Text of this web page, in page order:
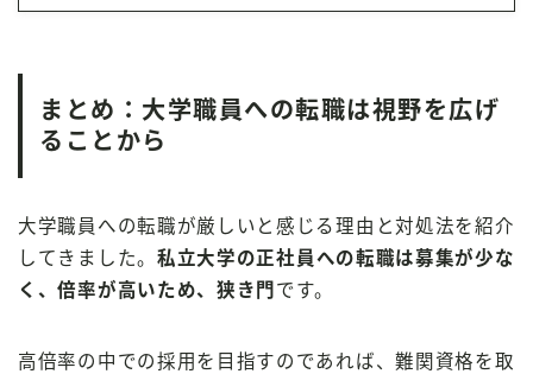
まとめ：大学職員への転職は視野を広げ
ることから
大学職員への転職が厳しいと感じる理由と対処法を紹介
してきました。 私立大学の正社員への転職は募集が少な
く、倍率が高いため、狭き門 です。
高倍率の中での採用を目指すのであれば、難関資格を取